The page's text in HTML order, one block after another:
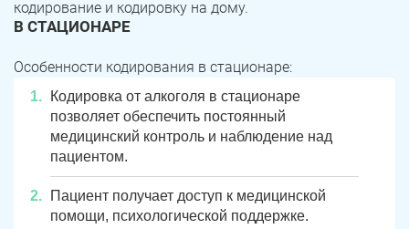
кодирование и кодировку на дому.
В СТАЦИОНАРЕ
Особенности кодирования в стационаре:
Кодировка от алкоголя в стационаре
позволяет обеспечить постоянный
медицинский контроль и наблюдение над
пациентом.
Пациент получает доступ к медицинской
помощи, психологической поддержке.